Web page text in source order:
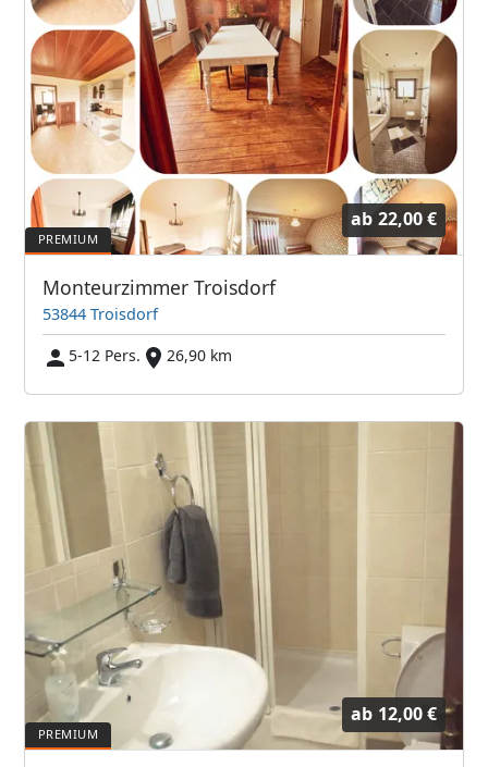
ab 22,00 €
Monteurzimmer Troisdorf
53844 Troisdorf
5-12 Pers.
26,90 km
ab 12,00 €